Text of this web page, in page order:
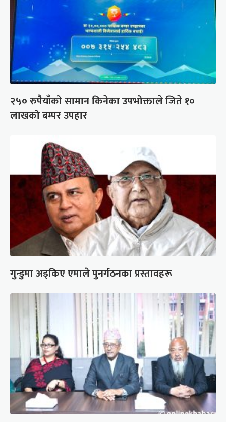
२५० रुपैयाँको सामान किनेका उपभोक्ताले जिते १०
लाखको बम्पर उपहार
गुन्डुमा अड्किए एमाले पुनर्गठनका प्रस्तावहरू